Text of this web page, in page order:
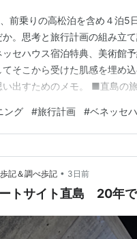
場所によっては無料
まわることができる
前乗りの高松泊を含め４泊5
か。思考と旅行計画の組み立
セハウス宿泊特典、美術館
てそこから受けた肌感を埋め
出すためのメモ。 ■直島の
4. 人間の認知・行動パターン
回帰…
ング #旅行計画 #ベネッセ
記＆調べ歩記 • 3日前
トサイト直島 20年で